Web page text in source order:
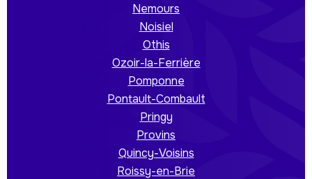
Nemours
Noisiel
Othis
Ozoir-la-Ferrière
Pomponne
Pontault-Combault
Pringy
Provins
Quincy-Voisins
Roissy-en-Brie